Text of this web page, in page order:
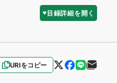
目録詳細を開く
URIをコピー